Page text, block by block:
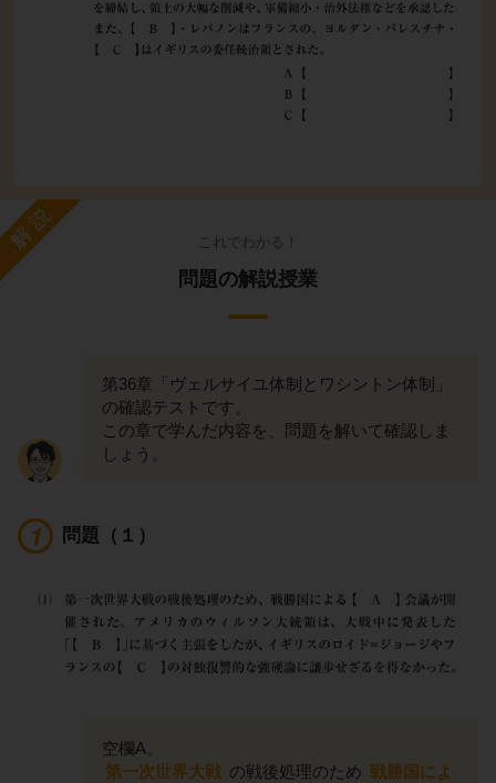
解説 これでわかる！
問題の解説授業
第36章「ヴェルサイユ体制とワシントン体制」
の確認テストです。
この章で学んだ内容を、問題を解いて確認しま
しょう。
問題（１）
空欄A。
第一次世界大戦 の戦後処理のため 戦勝国によ